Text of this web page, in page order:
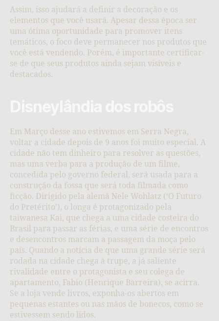
Assim, isso ajudará a definir a decoração e os
elementos que você usará. Apesar dessa época ser
uma ótima oportunidade para promover itens
temáticos, o foco deve permanecer nos produtos que
você está vendendo. Porém, é importante certificar-
se de que seus produtos ainda sejam visíveis e
destacados.
Em Março desse ano estivemos em Serra Negra,
voltar a cidade depois de 9 anos foi muito especial. A
cidade não tem dinheiro para resolver as questões,
mas uma verba para a produção de um filme,
concedida pelo governo federal, será usada para a
construção da fossa que será toda filmada como
ficção. Dirigido pela alemã Nele Wohlatz (‘O Futuro
do Pretérito’), o longa é protagonizado pela
taiwanesa Kai, que chega a uma cidade costeira do
Brasil para passar as férias, e uma série de encontros
e desencontros marcam a passagem da moça pelo
país. Quando a notícia de que uma grande série será
rodada na cidade chega à trupe, a já saliente
rivalidade entre o protagonista e seu colega de
apartamento, Fabio (Henrique Barreira), se acirra.
Se a loja vende livros, exponha-os abertos em
pequenas estantes ou nas mãos de bonecos, como se
estivessem sendo lidos.